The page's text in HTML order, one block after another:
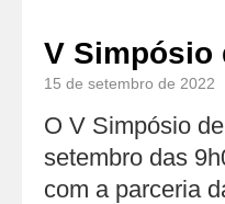
V
15 de setembro de 2022
O V Simpósio
setembro das
com a parceria